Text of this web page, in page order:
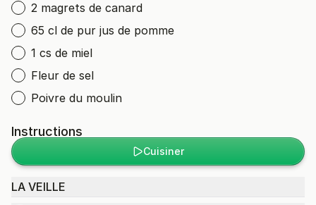
2 magrets de canard
65 cl de pur jus de pomme
1 cs de miel
Fleur de sel
Poivre du moulin
Instructions
Cuisiner
LA VEILLE